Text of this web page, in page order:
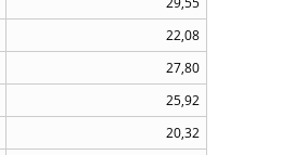
22,08
27,80
25,92
20,32